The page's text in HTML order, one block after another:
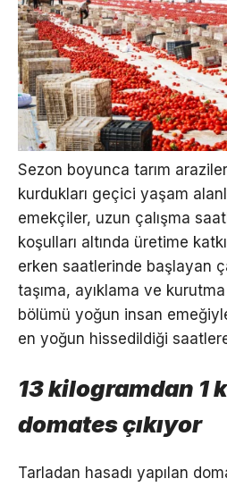
Sezon boyunca tarım
kurdukları geçici yaşam
emekçiler, uzun çalışma
koşulları altında üretime
erken saatlerinde başlayan
taşıma, ayıklama ve
bölümü yoğun insan
en yoğun hissedildiği
13 kilogramdan 1
domates çıkıyor
Tarladan hasadı yapılan